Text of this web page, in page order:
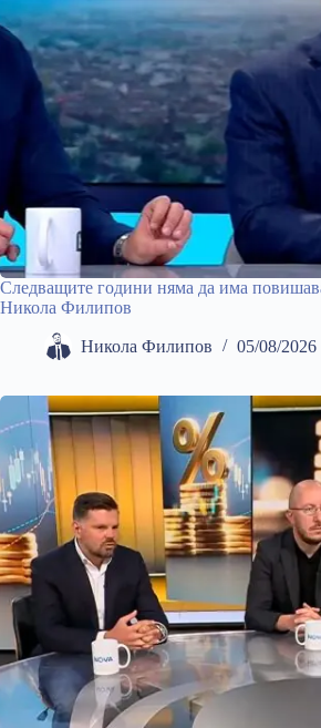
Следващите години няма да има
Никола Филипов
Никола Филипов 05/08/2026